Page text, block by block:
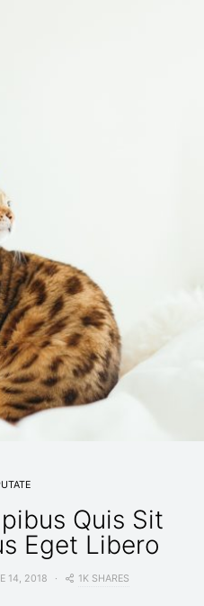
Quis Sit
Eget Libero
14, 2018 1K SHARES